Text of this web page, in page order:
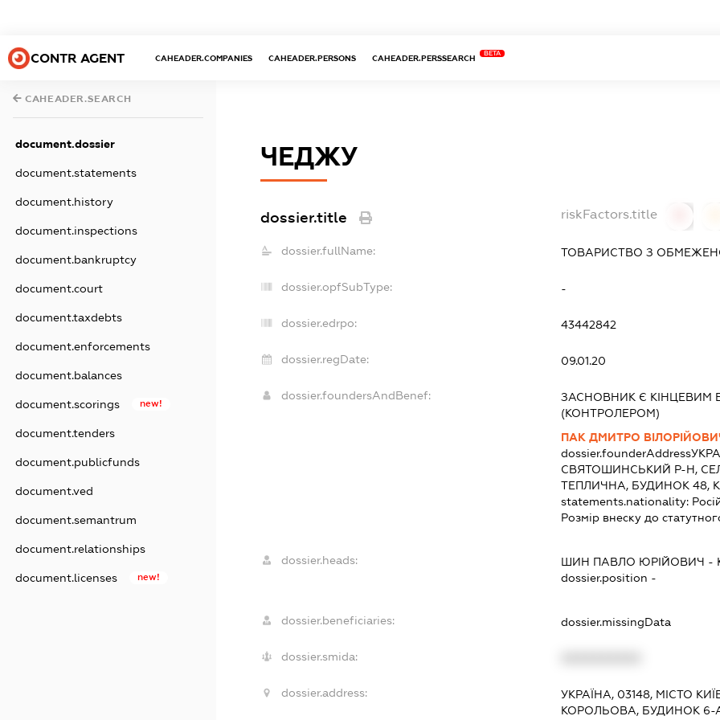
CONTR AGENT CAHEADER.COMPANIES CAHEADER.PERSONS CAHEADER.PERSSEARCH
BETA
CAHEADER.SEARCH
document.dossier
document.statements
document.history
document.inspections
document.bankruptcy
document.court
document.taxdebts
document.enforcements
document.balances
document.scorings new!
document.tenders
document.publicfunds
document.ved
document.semantrum
document.relationships
document.licenses new!
ЧЕДЖУ
dossier.title riskFactors.title
dossier.fullName: ТОВАРИСТВО З
dossier.opfSubType: -
dossier.edrpo: 43442842
dossier.regDate: 09.01.20
dossier.foundersAndBenef:
ЗАСНОВНИК Є КІНЦЕВИМ
(КОНТРОЛЕРОМ)
ПАК ДМИТРО
dossier.founderAddress
СВЯТОШИНСЬКИЙ Р-Н,
ТЕПЛИЧНА, БУДИНОК 48,
statements.nationality:
Розмір внеску до
dossier.heads: ШИН ПАВЛО ЮРІЙОВИЧ -
dossier.position -
dossier.beneficiaries: dossier.missingData
dossier.smida:
dossier.address:
УКРАЇНА, 03148, МІСТО
КОРОЛЬОВА, БУДИНОК 6-